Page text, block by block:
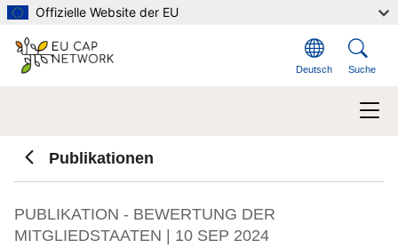
Direkt zum Inhalt
Offizielle Website der EU
Deutsch Suche
Publikationen
PUBLIKATION - BEWERTUNG DER
MITGLIEDSTAATEN | 10 SEP 2024